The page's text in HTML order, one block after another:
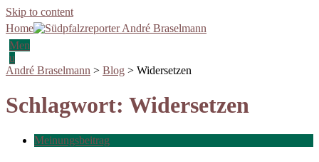
Skip to content
Home
Men
u
André Braselmann > Blog > Widersetzen
Schlagwort: Widersetzen
Meinungsbeitrag